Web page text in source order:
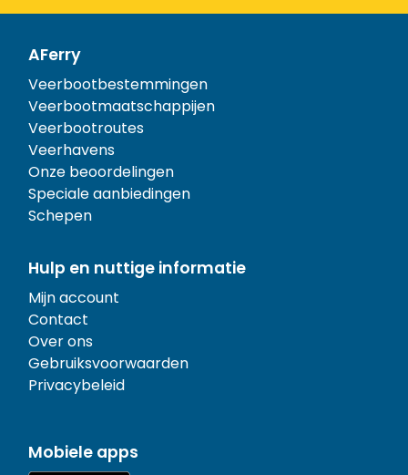
AFerry
Veerbootbestemmingen
Veerbootmaatschappijen
Veerbootroutes
Veerhavens
Onze beoordelingen
Speciale aanbiedingen
Schepen
Hulp en nuttige informatie
Mijn account
Contact
Over ons
Gebruiksvoorwaarden
Privacybeleid
Mobiele apps